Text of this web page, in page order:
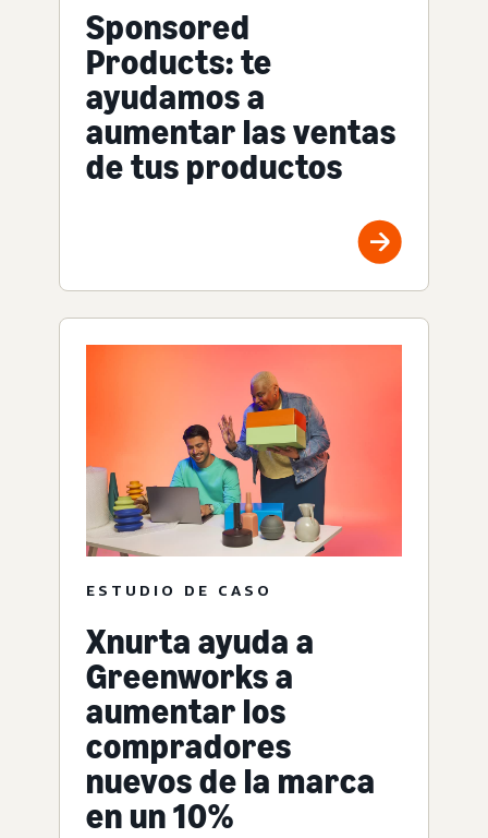
Sponsored
Products: te
ayudamos a
aumentar las ventas
de tus productos
ESTUDIO DE CASO
Xnurta ayuda a
Greenworks a
aumentar los
compradores
nuevos de la marca
en un 10%